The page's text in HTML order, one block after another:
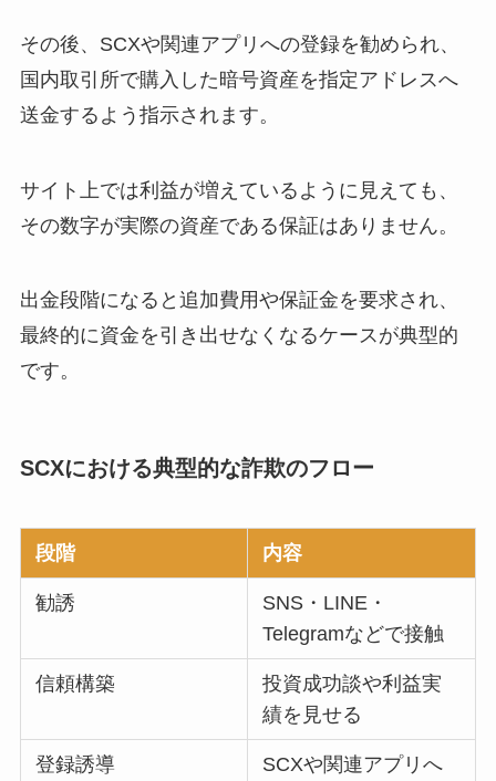
その後、SCXや関連アプリへの登録を勧められ、
国内取引所で購入した暗号資産を指定アドレスへ
送金するよう指示されます。
サイト上では利益が増えているように見えても、
その数字が実際の資産である保証はありません。
出金段階になると追加費用や保証金を要求され、
最終的に資金を引き出せなくなるケースが典型的
です。
SCXにおける典型的な詐欺のフロー
段階 内容
勧誘
SNS・LINE・
Telegramなどで接触
信頼構築
投資成功談や利益実
績を見せる
登録誘導 SCXや関連アプリへ